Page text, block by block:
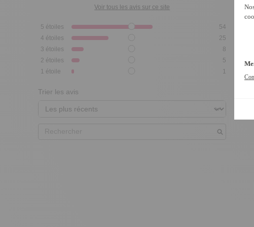
Voir tous les avis sur ce site
5 étoiles
54
4 étoiles
25
3 étoiles
8
2 étoiles
5
1 étoile 1
Trier les avis